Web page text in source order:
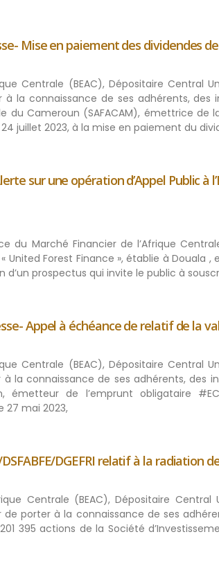
Mise en paiement des dividendes
Centrale (BEAC), Dépositaire Central
à la connaissance de ses adhérents,
du Cameroun (SAFACAM), émettrice de la
juillet 2023, à la mise en paiement du
sur une opération d’Appel Public à
du Marché Financier de l’Afrique
United Forest Finance », établie à Douala
prospectus qui invite le public à
Appel à échéance de relatif de la
Centrale (BEAC), Dépositaire Central
à la connaissance de ses adhérents, des
émetteur de l’emprunt obligataire
27 mai 2023,
DGEFRI relatif à la radiation
Centrale (BEAC), Dépositaire
de porter à la connaissance de ses
395 actions de la Société